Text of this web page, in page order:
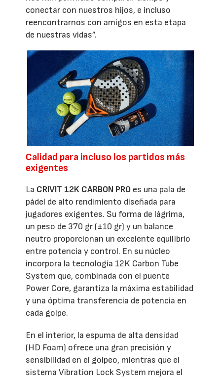
conectar con nuestros hijos, e incluso
reencontrarnos con amigos en esta etapa
de nuestras vidas”.
Calidad para incluso los partidos más
exigentes
La CRIVIT 12K CARBON PRO es una pala de
pádel de alto rendimiento diseñada para
jugadores exigentes. Su forma de lágrima,
un peso de 370 gr (±10 gr) y un balance
neutro proporcionan un excelente equilibrio
entre potencia y control. En su núcleo
incorpora la tecnología 12K Carbon Tube
System que, combinada con el puente
Power Core, garantiza la máxima estabilidad
y una óptima transferencia de potencia en
cada golpe.
En el interior, la espuma de alta densidad
(HD Foam) ofrece una gran precisión y
sensibilidad en el golpeo, mientras que el
sistema Vibration Lock System mejora el